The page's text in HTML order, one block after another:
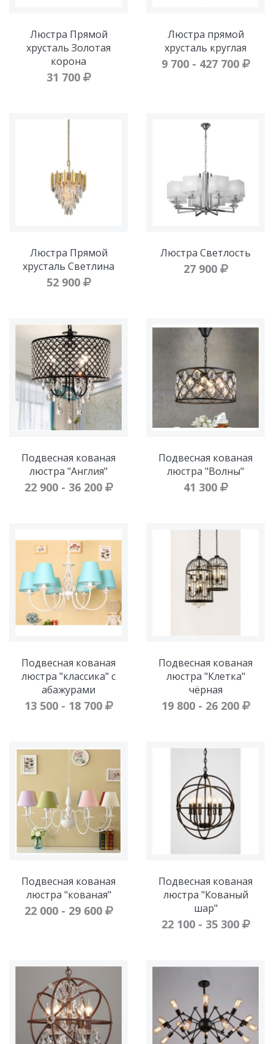
Люстра Прямой
хрусталь Золотая
корона
31 700
Люстра прямой
хрусталь круглая
9 700 - 427 700
Люстра Прямой
хрусталь Светлина
52 900
Люстра Светлость
27 900
Подвесная кованая
люстра "Англия"
22 900 - 36 200
Подвесная кованая
люстра "Волны"
41 300
Подвесная кованая
люстра "классика" с
абажурами
13 500 - 18 700
Подвесная кованая
люстра "Клетка"
чёрная
19 800 - 26 200
Подвесная кованая
люстра "кованая"
22 000 - 29 600
Подвесная кованая
люстра "Кованый
шар"
22 100 - 35 300